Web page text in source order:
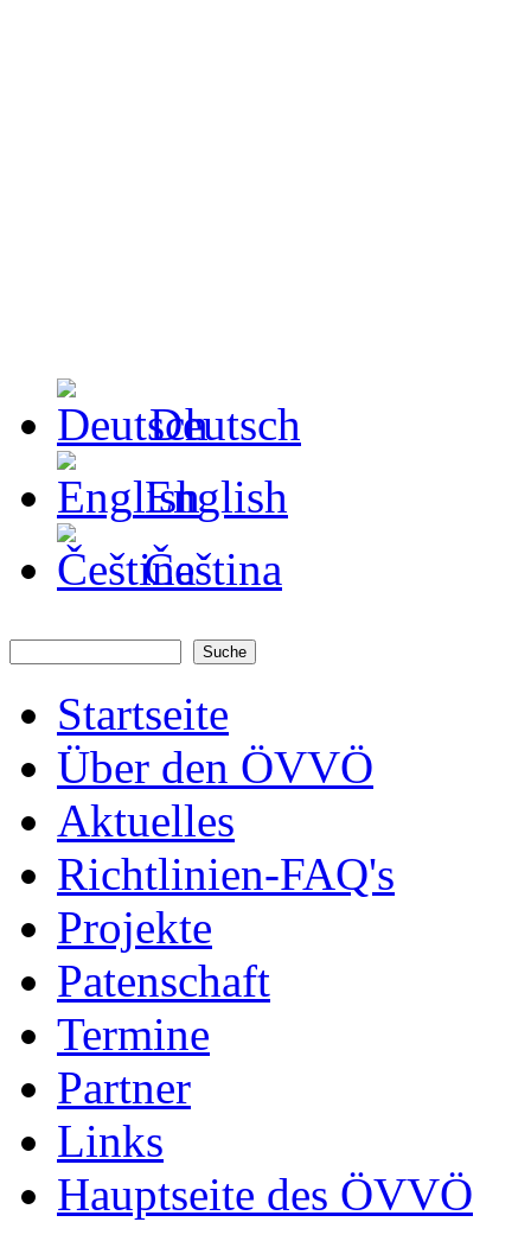
Deutsch
English
Čeština
Startseite
Über den ÖVVÖ
Aktuelles
Richtlinien-FAQ's
Projekte
Patenschaft
Termine
Partner
Links
Hauptseite des ÖVVÖ